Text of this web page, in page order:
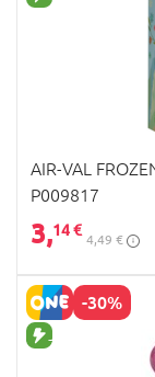
AIR-VAL
P009817
3,14 €
4,49 €
-30%
JAUNA PRECE